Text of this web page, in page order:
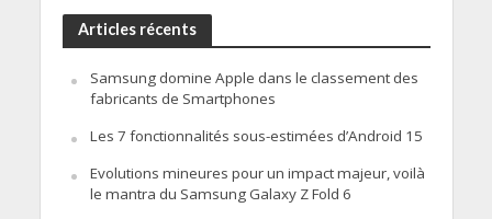
Articles récents
Samsung domine Apple dans le classement des
fabricants de Smartphones
Les 7 fonctionnalités sous-estimées d’Android 15
Evolutions mineures pour un impact majeur, voilà
le mantra du Samsung Galaxy Z Fold 6